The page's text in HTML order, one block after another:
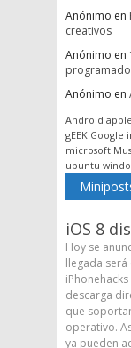
Anónimo en
creativos
Anónimo en
Anónimo en
Android apple
gEEK Google
microsoft
ubuntu
iOS 8
Hoy se
llegada
descarga
que
operativo.
ya pueden